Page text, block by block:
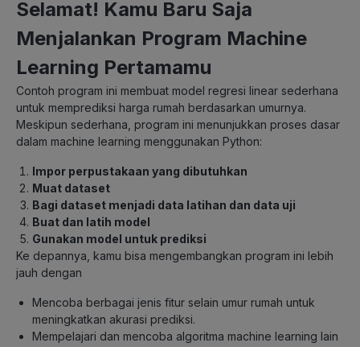
Selamat! Kamu Baru Saja
Menjalankan Program Machine
Learning Pertamamu
Contoh program ini membuat model regresi linear sederhana
untuk memprediksi harga rumah berdasarkan umurnya.
Meskipun sederhana, program ini menunjukkan proses dasar
dalam machine learning menggunakan Python:
Impor perpustakaan yang dibutuhkan
Muat dataset
Bagi dataset menjadi data latihan dan data uji
Buat dan latih model
Gunakan model untuk prediksi
Ke depannya, kamu bisa mengembangkan program ini lebih
jauh dengan
Mencoba berbagai jenis fitur selain umur rumah untuk
meningkatkan akurasi prediksi.
Mempelajari dan mencoba algoritma machine learning lain